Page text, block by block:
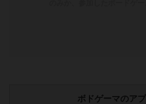
ボドゲーマのア